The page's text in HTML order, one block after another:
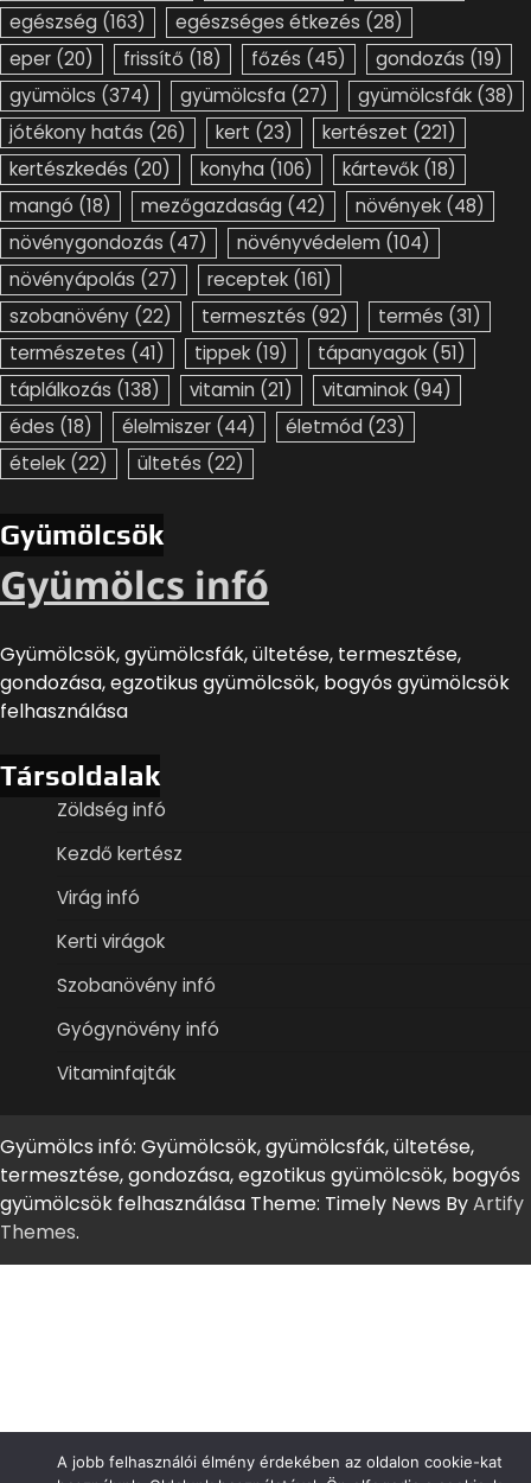
egészség (163) egészséges étkezés (28)
eper (20) frissítő (18) főzés (45) gondozás (19)
gyümölcs (374) gyümölcsfa (27) gyümölcsfák (38)
jótékony hatás (26) kert (23) kertészet (221)
kertészkedés (20) konyha (106) kártevők (18)
mangó (18) mezőgazdaság (42) növények (48)
növénygondozás (47) növényvédelem (104)
növényápolás (27) receptek (161)
szobanövény (22) termesztés (92) termés (31)
természetes (41) tippek (19) tápanyagok (51)
táplálkozás (138) vitamin (21) vitaminok (94)
édes (18) élelmiszer (44) életmód (23)
ételek (22) ültetés (22)
Gyümölcsök
Gyümölcs infó
Gyümölcsök, gyümölcsfák, ültetése, termesztése,
gondozása, egzotikus gyümölcsök, bogyós gyümölcsök
felhasználása
Társoldalak
Zöldség infó
Kezdő kertész
Virág infó
Kerti virágok
Szobanövény infó
Gyógynövény infó
Vitaminfajták
Gyümölcs infó: Gyümölcsök, gyümölcsfák, ültetése,
termesztése, gondozása, egzotikus gyümölcsök, bogyós
gyümölcsök felhasználása Theme: Timely News ByArtify
Themes.
A jobb felhasználói élmény érdekében az oldalon cookie-kat